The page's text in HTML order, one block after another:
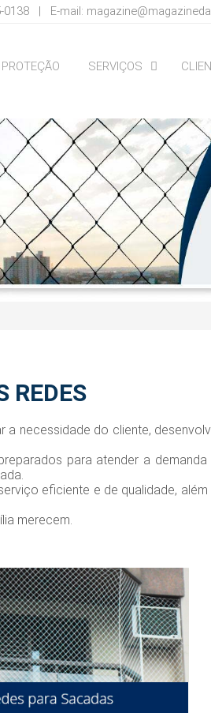
0138 | E-mail:
SERVIÇOS
REDES
a necessidade do cliente,
para atender a
eficiente e de qualidade,
merecem.